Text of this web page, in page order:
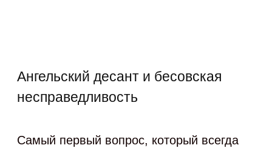
Ангельский десант и бесовская
несправедливость
Самый первый вопрос, который всегда